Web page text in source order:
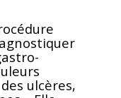
ulcères,